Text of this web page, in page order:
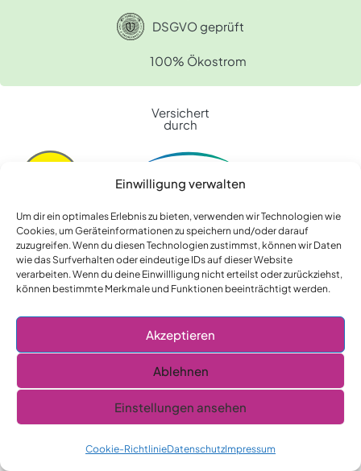
Einwilligung verwalten
Um dir ein optimales Erlebnis zu bieten, verwenden wir Technologien wie
Cookies, um Geräteinformationen zu speichern und/oder darauf
zuzugreifen. Wenn du diesen Technologien zustimmst, können wir Daten
wie das Surfverhalten oder eindeutige IDs auf dieser Website
verarbeiten. Wenn du deine Einwillligung nicht erteilst oder zurückziehst,
können bestimmte Merkmale und Funktionen beeinträchtigt werden.
Akzeptieren
Ablehnen
Einstellungen ansehen
Cookie-RichtlinieDatenschutzImpressum
DSGVO geprüft
100% Ökostrom
Versichert
durch
Impressum
Datenschutz
Cookie-Richtlinie (EU)
Pflegix GmbH-© 2016 -2026